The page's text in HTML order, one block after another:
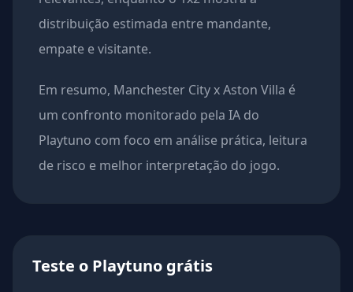
distribuição estimada entre mandante,
empate e visitante.
Em resumo, Manchester City x Aston Villa é
um confronto monitorado pela IA do
Playtuno com foco em análise prática, leitura
de risco e melhor interpretação do jogo.
Teste o Playtuno grátis